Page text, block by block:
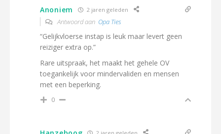
Anoniem 2 jaren geleden
Antwoord aan Opa Ties
“Gelijkvloerse instap is leuk maar levert geen
reiziger extra op.”
Rare uitspraak, het maakt het gehele OV
toegankelijk voor mindervaliden en mensen
met een beperking.
0